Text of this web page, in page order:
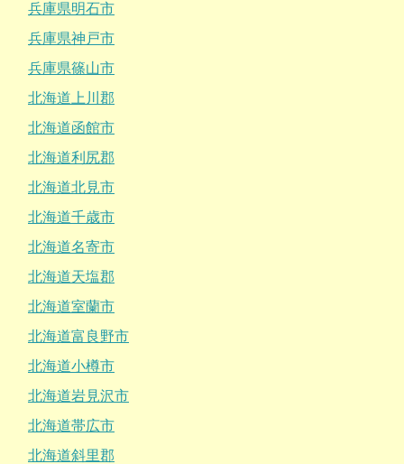
兵庫県明石市
兵庫県神戸市
兵庫県篠山市
北海道上川郡
北海道函館市
北海道利尻郡
北海道北見市
北海道千歳市
北海道名寄市
北海道天塩郡
北海道室蘭市
北海道富良野市
北海道小樽市
北海道岩見沢市
北海道帯広市
北海道斜里郡